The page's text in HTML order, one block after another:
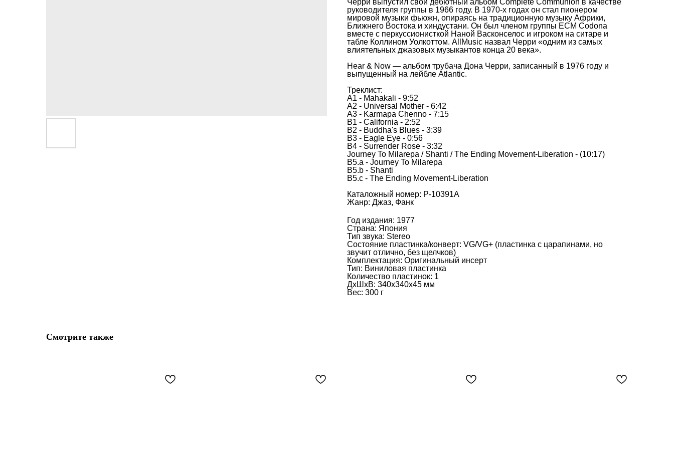
Черри выпустил свой дебютный альбом Complete Communion в качестве
руководителя группы в 1966 году. В 1970-х годах он стал пионером
мировой музыки фьюжн, опираясь на традиционную музыку Африки,
Ближнего Востока и хиндустани. Он был членом группы ECM Codona
вместе с перкуссионисткой Наной Васконселос и игроком на ситаре и
табле Коллином Уолкоттом. AllMusic назвал Черри «одним из самых
влиятельных джазовых музыкантов конца 20 века».
Hear & Now — альбом трубача Дона Черри, записанный в 1976 году и
выпущенный на лейбле Atlantic.
Треклист:
A1 - Mahakali - 9:52
A2 - Universal Mother - 6:42
A3 - Karmapa Chenno - 7:15
B1 - California - 2:52
B2 - Buddha's Blues - 3:39
B3 - Eagle Eye - 0:56
B4 - Surrender Rose - 3:32
Journey To Milarepa / Shanti / The Ending Movement-Liberation - (10:17)
B5.a - Journey To Milarepa
B5.b - Shanti
B5.c - The Ending Movement-Liberation
Каталожный номер: P-10391A
Жанр: Джаз, Фанк
Год издания: 1977
Страна: Япония
Тип звука: Stereo
Состояние пластинка/конверт: VG/VG+ (пластинка с царапинами, но
звучит отлично, без щелчков)
Комплектация: Оригинальный инсерт
Тип: Виниловая пластинка
Количество пластинок: 1
ДxШxВ: 340x340x45 мм
Вес: 300 г
Смотрите также